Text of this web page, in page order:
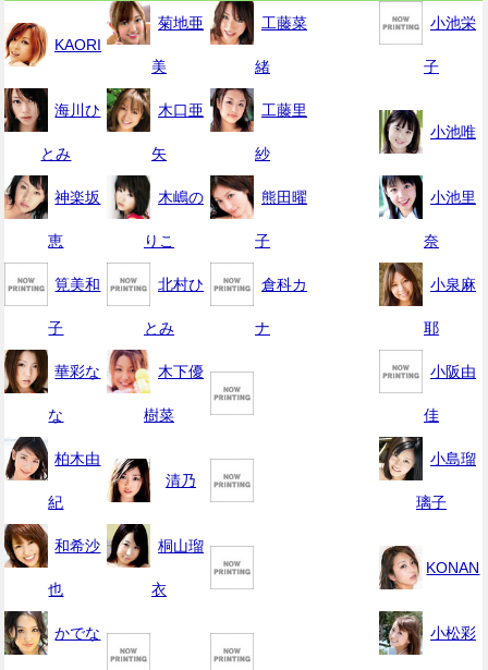
KAORI
菊地亜
美
工藤菜
緒
小池栄
子
海川ひ
とみ
木口亜
矢
工藤里
紗
小池唯
神楽坂
恵
木嶋の
りこ
熊田曜
子
小池里
奈
筧美和
子
北村ひ
とみ
倉科カ
ナ
小泉麻
耶
華彩な
な
木下優
樹菜
小阪由
佳
柏木由
紀
清乃
小島瑠
璃子
和希沙
也
桐山瑠
衣
KONAN
かでな 小松彩